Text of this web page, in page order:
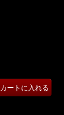
カートに入れる